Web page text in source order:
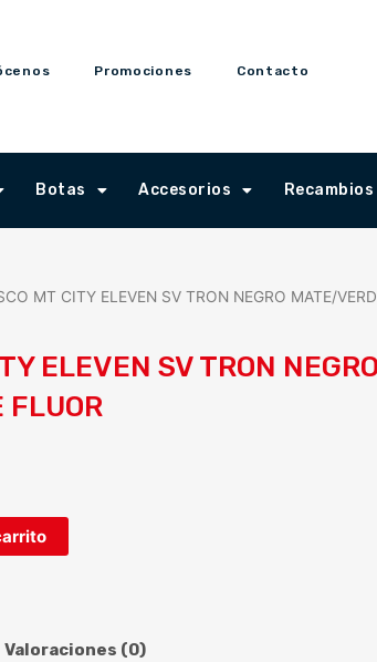
Promociones Contacto
Botas Accesorios Recambios
MT CITY ELEVEN SV TRON NEGRO MATE/
ELEVEN SV TRON NEGRO
FLUOR
Valoraciones (0)